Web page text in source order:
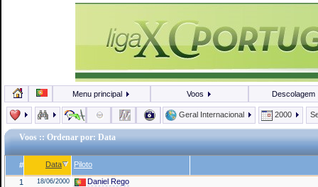
Menu principal Voos Descolagem
Geral Internacional 2000
Voos :: Ordenar por: Data
# Data Piloto
1 18/06/2000 Daniel Rego